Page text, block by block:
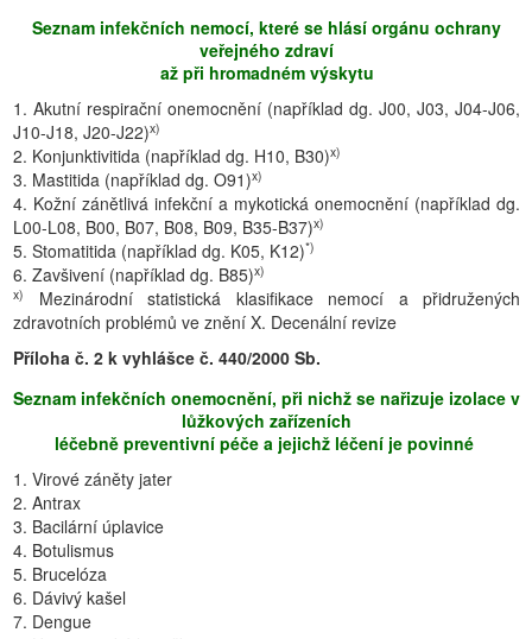
Seznam infekčních nemocí, které se hlásí orgánu ochrany
veřejného zdraví
až při hromadném výskytu
1. Akutní respirační onemocnění (například dg. J00, J03, J04-J06,
J10-J18, J20-J22)x)
2. Konjunktivitida (například dg. H10, B30)x)
3. Mastitida (například dg. O91)x)
4. Kožní zánětlivá infekční a mykotická onemocnění (například dg.
L00-L08, B00, B07, B08, B09, B35-B37)x)
5. Stomatitida (například dg. K05, K12)*)
6. Zavšivení (například dg. B85)x)
x)
Mezinárodní statistická klasifikace nemocí a přidružených
zdravotních problémů ve znění X. Decenální revize
Příloha č. 2 k vyhlášce č. 440/2000 Sb.
Seznam infekčních onemocnění, při nichž se nařizuje izolace v
lůžkových zařízeních
léčebně preventivní péče a jejichž léčení je povinné
1. Virové záněty jater
2. Antrax
3. Bacilární úplavice
4. Botulismus
5. Brucelóza
6. Dávivý kašel
7. Dengue